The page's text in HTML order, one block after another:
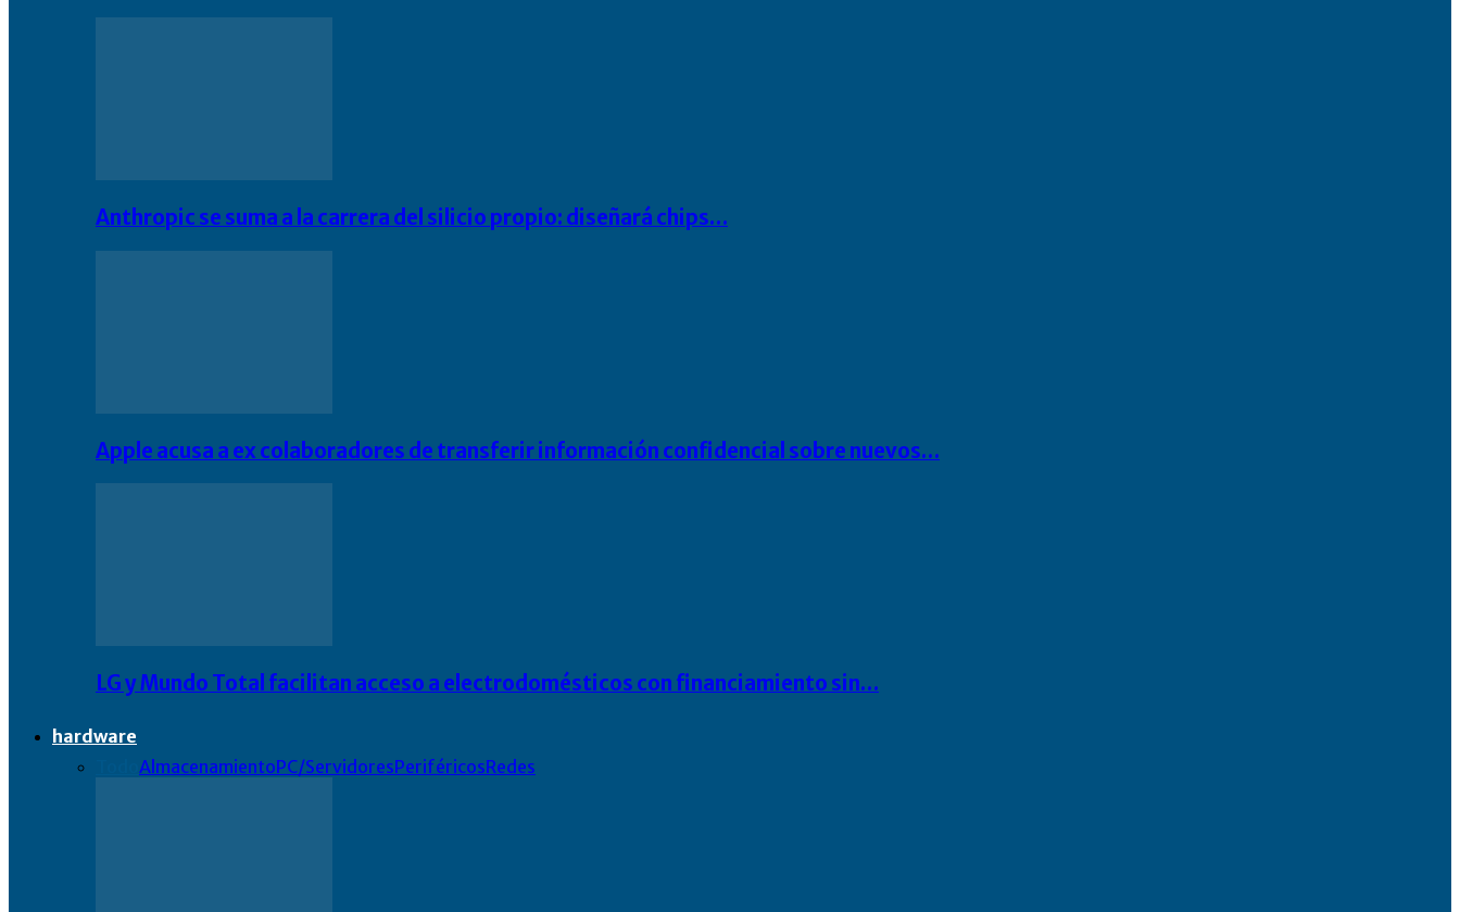
Anthropic se suma a la carrera del silicio propio: diseñará chips…
Apple acusa a ex colaboradores de transferir información confidencial sobre nuevos…
LG y Mundo Total facilitan acceso a electrodomésticos con financiamiento sin…
hardware
AlmacenamientoPC/ServidoresPeriféricosRedes